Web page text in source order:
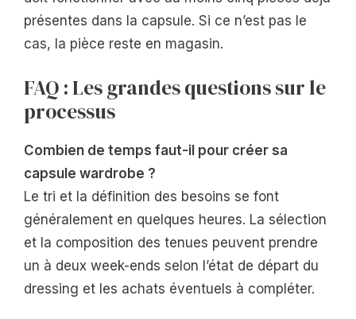
présentes dans la capsule. Si ce n’est pas le
cas, la pièce reste en magasin.
FAQ : Les grandes questions sur le
processus
Combien de temps faut-il pour créer sa
capsule wardrobe ?
Le tri et la définition des besoins se font
généralement en quelques heures. La sélection
et la composition des tenues peuvent prendre
un à deux week-ends selon l’état de départ du
dressing et les achats éventuels à compléter.